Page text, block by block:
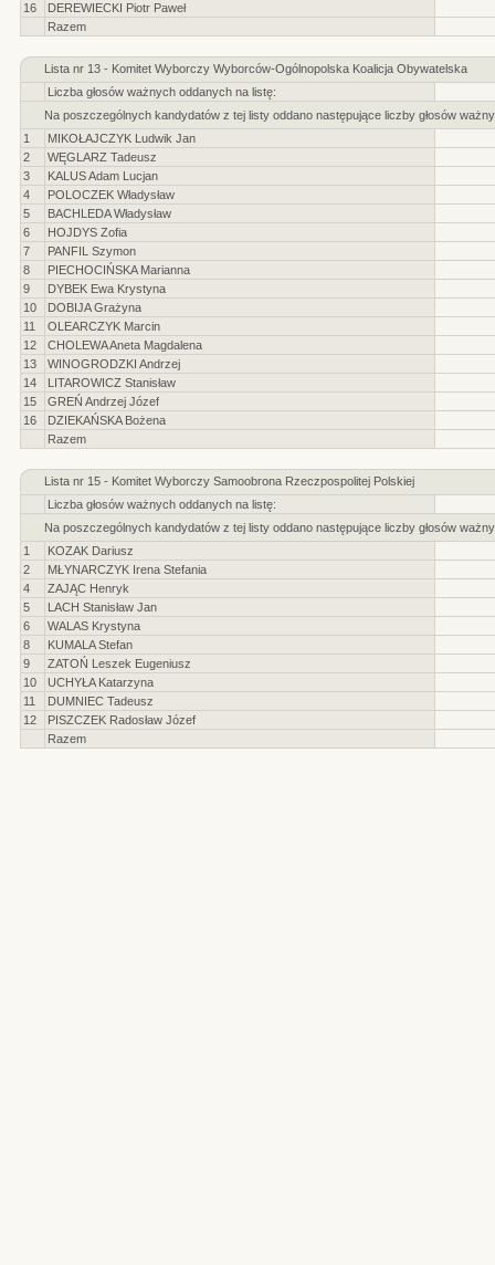
16
DEREWIECKI Piotr Paweł
Razem
Lista nr 13 - Komitet Wyborczy Wyborców-Ogólnopolska Koalicja Obywatelska
Liczba głosów ważnych oddanych na listę:
Na poszczególnych kandydatów z tej listy oddano następujące liczby głosów
1
MIKOŁAJCZYK Ludwik Jan
2
WĘGLARZ Tadeusz
3
KALUS Adam Lucjan
4
POLOCZEK Władysław
5
BACHLEDA Władysław
6
HOJDYS Zofia
7
PANFIL Szymon
8
PIECHOCIŃSKA Marianna
9
DYBEK Ewa Krystyna
10
DOBIJA Grażyna
11
OLEARCZYK Marcin
12
CHOLEWA Aneta Magdalena
13
WINOGRODZKI Andrzej
14
LITAROWICZ Stanisław
15
GREŃ Andrzej Józef
16
DZIEKAŃSKA Bożena
Razem
Lista nr 15 - Komitet Wyborczy Samoobrona Rzeczpospolitej Polskiej
Liczba głosów ważnych oddanych na listę:
Na poszczególnych kandydatów z tej listy oddano następujące liczby głosów
1
KOZAK Dariusz
2
MŁYNARCZYK Irena Stefania
4
ZAJĄC Henryk
5
LACH Stanisław Jan
6
WALAS Krystyna
8
KUMALA Stefan
9
ZATOŃ Leszek Eugeniusz
10
UCHYŁA Katarzyna
11
DUMNIEC Tadeusz
12
PISZCZEK Radosław Józef
Razem